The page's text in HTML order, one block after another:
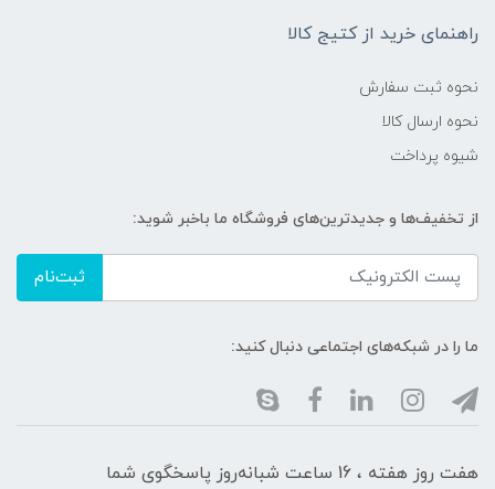
راهنمای خرید از کتیج کالا
نحوه ثبت سفارش
نحوه ارسال کالا
شیوه پرداخت
از تخفیف‌ها و جدیدترین‌های فروشگاه ما باخبر شوید:
ثبت‌نام
ما را در شبکه‌های اجتماعی دنبال کنید:
هفت روز هفته ، 16 ساعت شبانه‌روز پاسخگوی شما